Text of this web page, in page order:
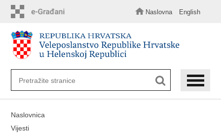
sadržaj
Naslovna English
Naslovnica
Vijesti